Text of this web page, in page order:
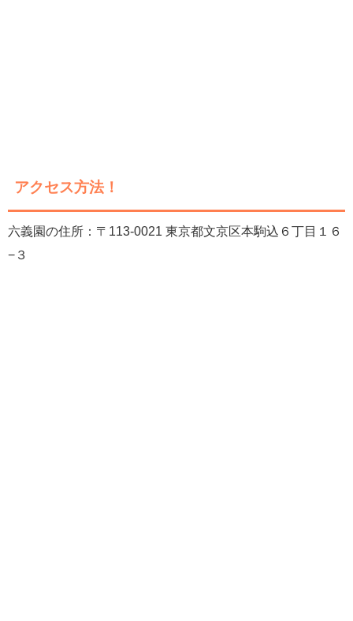
アクセス方法！
六義園の住所：〒113-0021 東京都文京区本駒込６丁目１６
−３